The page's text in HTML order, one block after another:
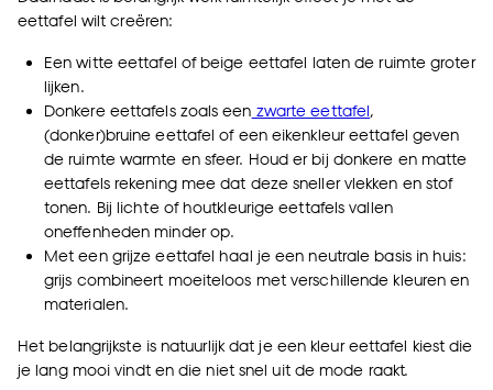
eettafel wilt creëren:
Een witte eettafel of beige eettafel laten de ruimte groter
lijken.
Donkere eettafels zoals een zwarte eettafel,
(donker)bruine eettafel of een eikenkleur eettafel geven
de ruimte warmte en sfeer. Houd er bij donkere en matte
eettafels rekening mee dat deze sneller vlekken en stof
tonen. Bij lichte of houtkleurige eettafels vallen
oneffenheden minder op.
Met een grijze eettafel haal je een neutrale basis in huis:
grijs combineert moeiteloos met verschillende kleuren en
materialen.
Het belangrijkste is natuurlijk dat je een kleur eettafel kiest die
je lang mooi vindt en die niet snel uit de mode raakt.